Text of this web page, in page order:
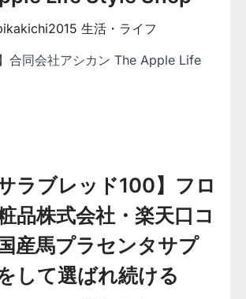
生活・ライフ
合同会社アシカン The Apple Life
サラブレッド100】フロ
品株式会社・楽天口コ
産馬プラセンタサプ
して選ばれ続ける